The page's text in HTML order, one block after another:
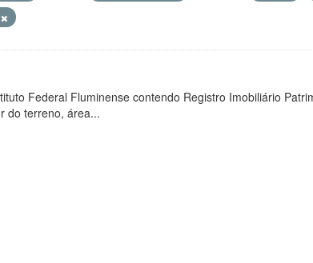
Federal Fluminense contendo Registro Imobiliário
do terreno, área...